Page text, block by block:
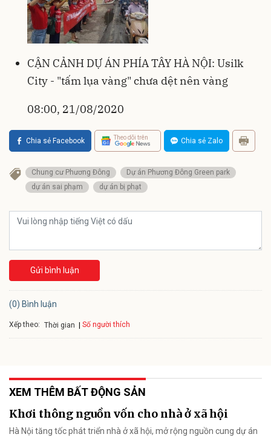
CẬN CẢNH DỰ ÁN PHÍA TÂY HÀ NỘI: Usilk
City - "tấm lụa vàng" chưa dệt nên vàng
08:00, 21/08/2020
Chia sẻ Facebook Theo dõi trên Chia sẻ Zalo
Chung cư Phương Đông
Dự án Phương Đông Green park
dự án sai phạm
dự án bị phạt
Gửi bình luận
(0) Bình luận
Xếp theo: Thời gian Số người thích
XEM THÊM BẤT ĐỘNG SẢN
Khơi thông nguồn vốn cho nhà ở xã hội
Hà Nội tăng tốc phát triển nhà ở xã hội, mở rộng nguồn cung dự án